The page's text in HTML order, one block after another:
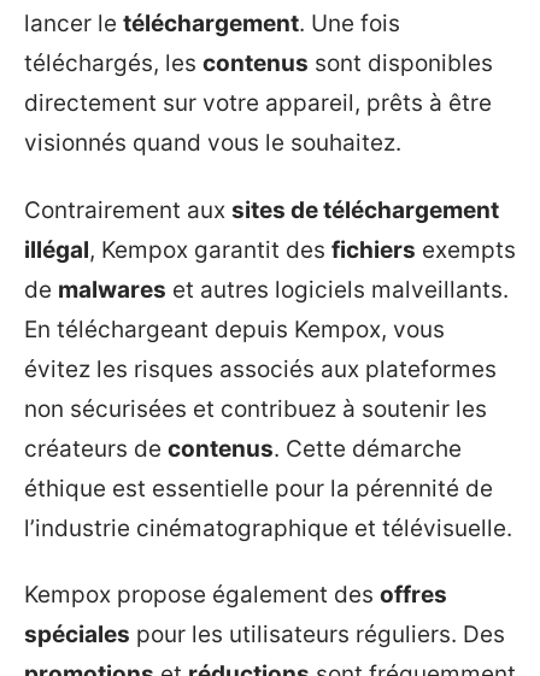
lancer le téléchargement. Une fois
téléchargés, les contenus sont disponibles
directement sur votre appareil, prêts à être
visionnés quand vous le souhaitez.
Contrairement aux sites de téléchargement
illégal, Kempox garantit des fichiers exempts
de malwares et autres logiciels malveillants.
En téléchargeant depuis Kempox, vous
évitez les risques associés aux plateformes
non sécurisées et contribuez à soutenir les
créateurs de contenus. Cette démarche
éthique est essentielle pour la pérennité de
l’industrie cinématographique et télévisuelle.
Kempox propose également des offres
spéciales pour les utilisateurs réguliers. Des